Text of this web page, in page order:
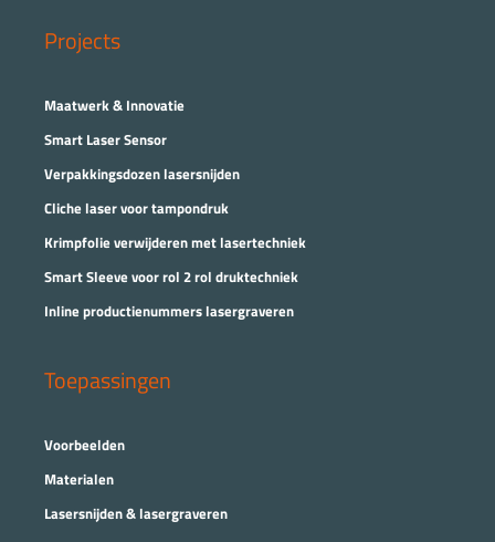
Projects
Maatwerk & Innovatie
Smart Laser Sensor
Verpakkingsdozen lasersnijden
Cliche laser voor tampondruk
Krimpfolie verwijderen met lasertechniek
Smart Sleeve voor rol 2 rol druktechniek
Inline productienummers lasergraveren
Toepassingen
Voorbeelden
Materialen
Lasersnijden & lasergraveren